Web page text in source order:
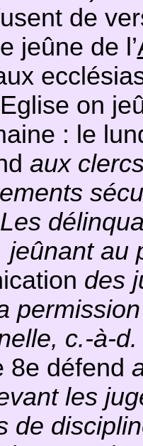
de
jeûne de l’
on
: le
aux
jeûnant au
des
c.-à-
8e défend
les
de